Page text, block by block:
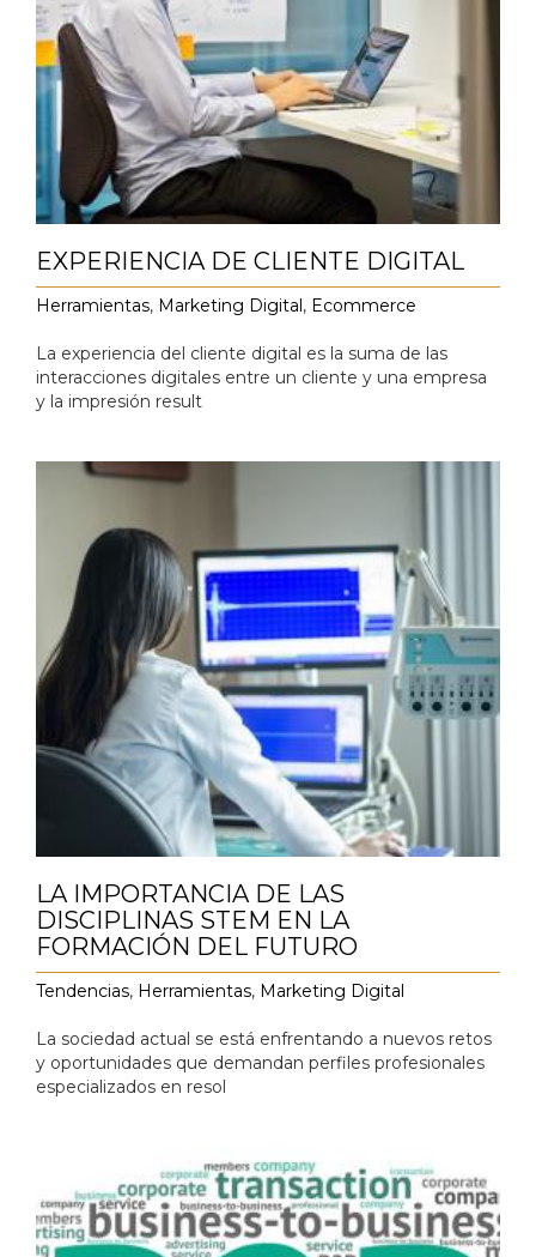
EXPERIENCIA DE CLIENTE DIGITAL
Herramientas, Marketing Digital, Ecommerce
La experiencia del cliente digital es la suma de las
interacciones digitales entre un cliente y una empresa
y la impresión result
LA IMPORTANCIA DE LAS
DISCIPLINAS STEM EN LA
FORMACIÓN DEL FUTURO
Tendencias, Herramientas, Marketing Digital
La sociedad actual se está enfrentando a nuevos retos
y oportunidades que demandan perfiles profesionales
especializados en resol